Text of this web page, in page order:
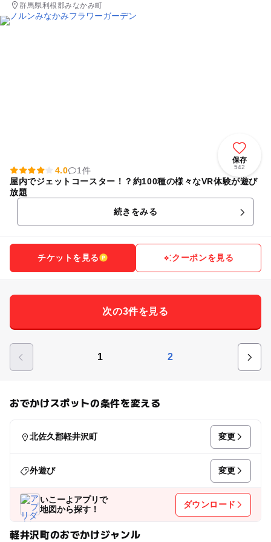
群馬県利根郡みなかみ町
保存
542
4.0
1件
屋内でジェットコースター！？約100種の様々なVR体験が遊び
放題
続きをみる
チケットを見る クーポンを見る
次の3件を見る
1 2
おでかけスポットの条件を変える
北佐久郡軽井沢町 変更
外遊び 変更
いこーよアプリで
地図から探す！
ダウンロード
軽井沢町のおでかけジャンル